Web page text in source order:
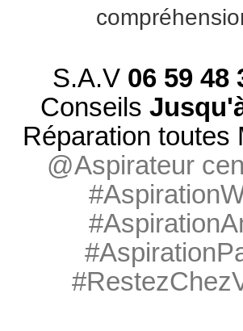
S.A.V 06 59 48
Conseils
Réparation toutes
@Aspirateur